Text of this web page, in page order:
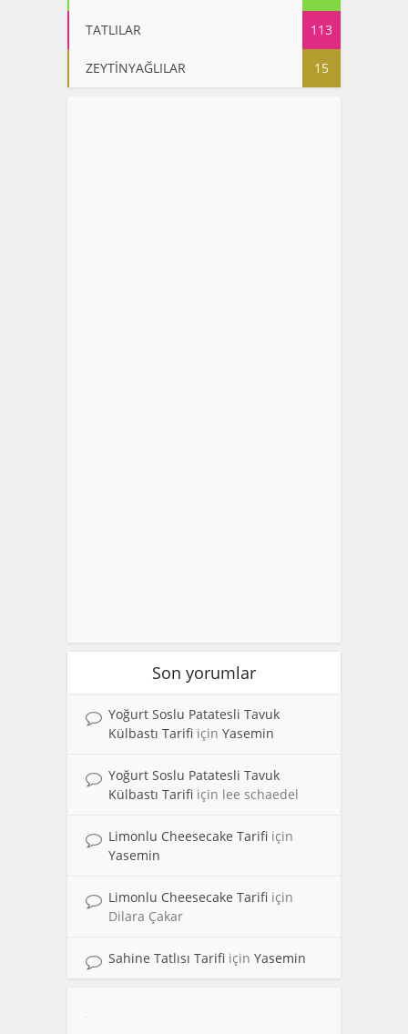
TATLILAR 113
ZEYTİNYAĞLILAR 15
Son yorumlar
Yoğurt Soslu Patatesli Tavuk
Külbastı Tarifi için Yasemin
Yoğurt Soslu Patatesli Tavuk
Külbastı Tarifi için lee schaedel
Limonlu Cheesecake Tarifi için
Yasemin
Limonlu Cheesecake Tarifi için
Dilara Çakar
Sahine Tatlısı Tarifi için Yasemin